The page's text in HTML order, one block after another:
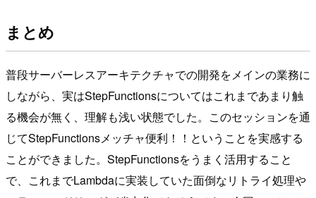
まとめ
普段サーバーレスアーキテクチャでの開発をメインの業務に
しながら、実はStepFunctionsについてはこれまであまり触
る機会が無く、理解も浅い状態でした。このセッションを通
じてStepFunctionsメッチャ便利！！ということを実感する
ことができました。StepFunctionsをうまく活用すること
で、これまでLambdaに実装していた面倒なリトライ処理や